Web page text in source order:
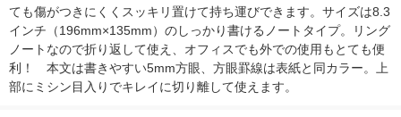
ても傷がつきにくくスッキリ置けて持ち運びできます。サイズは8.3
インチ（196mm×135mm）のしっかり書けるノートタイプ。リング
ノートなので折り返して使え、オフィスでも外での使用もとても便
利！　本文は書きやすい5mm方眼、方眼罫線は表紙と同カラー。上
部にミシン目入りでキレイに切り離して使えます。